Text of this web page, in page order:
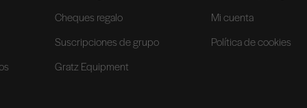
Cheques regalo
Suscripciones de grupo
Gratz Equipment
Mi cuenta
Política de cookies